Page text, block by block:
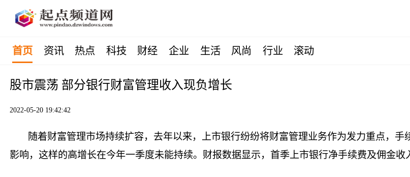
首页 资讯 热点 科技 财经 企业 生活 风尚 行业 滚动
股市震荡 部分银行财富管理收入现负增长
2022-05-20 19:42:42
随着财富管理市场持续扩容，去年以来，上市银行纷纷将财富管理业务作为发力重点，
影响，这样的高增长在今年一季度未能持续。财报数据显示，首季上市银行净手续费及佣金收